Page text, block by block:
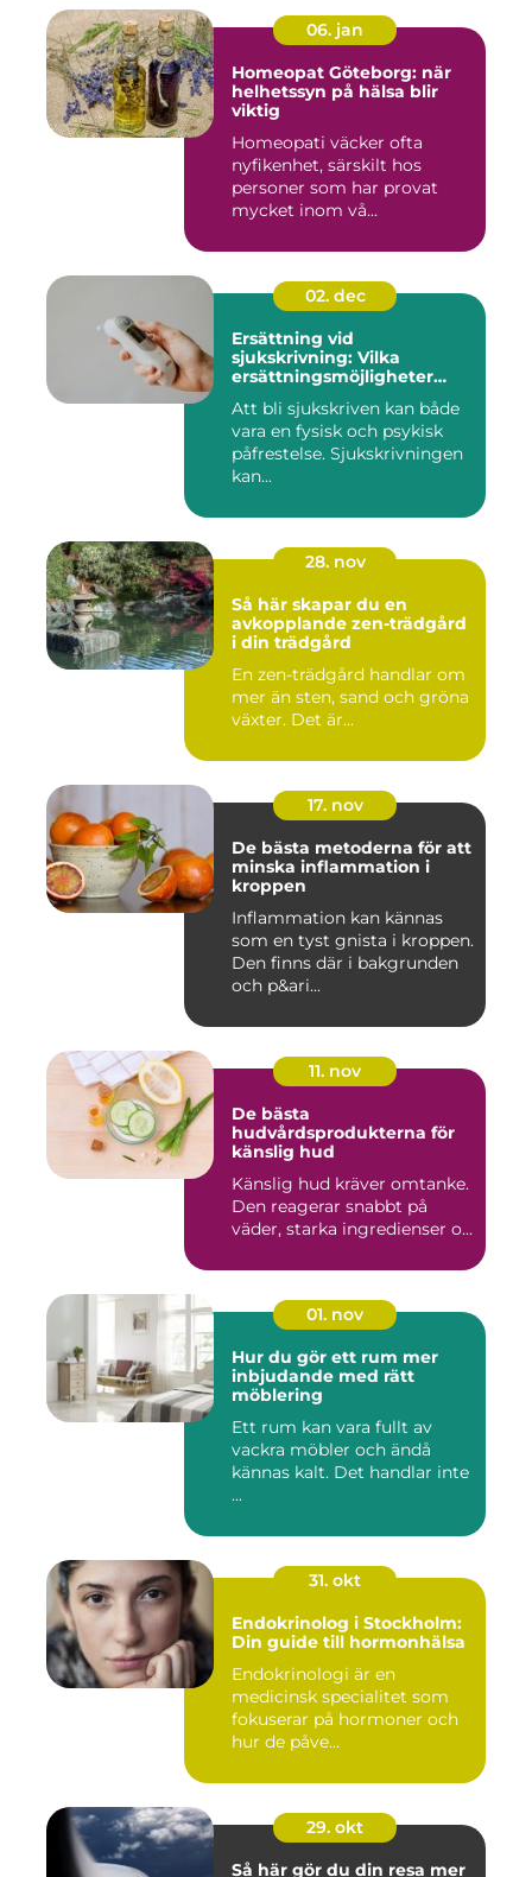
06. jan
Homeopat Göteborg: när
helhetssyn på hälsa blir
viktig
Homeopati väcker ofta
nyfikenhet, särskilt hos
personer som har provat
mycket inom vå...
02. dec
Ersättning vid
sjukskrivning: Vilka
ersättningsmöjligheter
Att bli sjukskriven kan både
vara en fysisk och psykisk
påfrestelse. Sjukskrivningen
kan...
28. nov
Så här skapar du en
avkopplande zen-trädgård
i din trädgård
En zen-trädgård handlar om
mer än sten, sand och gröna
växter. Det är...
17. nov
De bästa metoderna för att
minska inflammation i
kroppen
Inflammation kan kännas
som en tyst gnista i kroppen.
Den finns där i bakgrunden
och p&ari...
11. nov
De bästa
hudvårdsprodukterna för
känslig hud
Känslig hud kräver omtanke.
Den reagerar snabbt på
väder, starka ingredienser o...
01. nov
Hur du gör ett rum mer
inbjudande med rätt
möblering
Ett rum kan vara fullt av
vackra möbler och ändå
kännas kalt. Det handlar inte
...
31. okt
Endokrinolog i Stockholm:
Din guide till hormonhälsa
Endokrinologi är en
medicinsk specialitet som
fokuserar på hormoner och
hur de påve...
29. okt
Så här gör du din resa mer